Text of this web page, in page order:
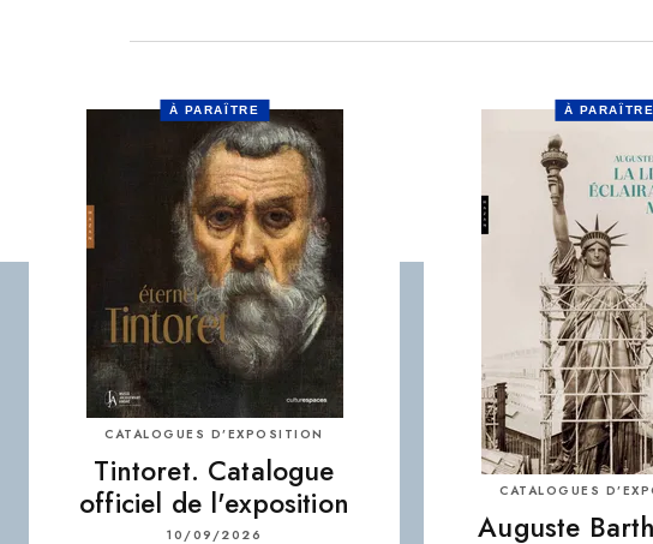
À PARAÎTRE
CATALOGUES D’EXPOSITION
Tintoret. Catalogue
officiel de l'exposition
10/09/2026
À PARAÎTRE
CATALOGUES
Auguste